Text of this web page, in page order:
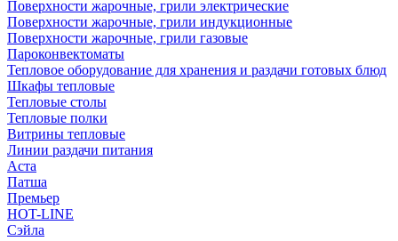
Поверхности жарочные, грили электрические
Поверхности жарочные, грили индукционные
Поверхности жарочные, грили газовые
Пароконвектоматы
Тепловое оборудование для хранения и раздачи готовых блюд
Шкафы тепловые
Тепловые столы
Тепловые полки
Витрины тепловые
Линии раздачи питания
Аста
Патша
Премьер
HOT-LINE
Сэйла